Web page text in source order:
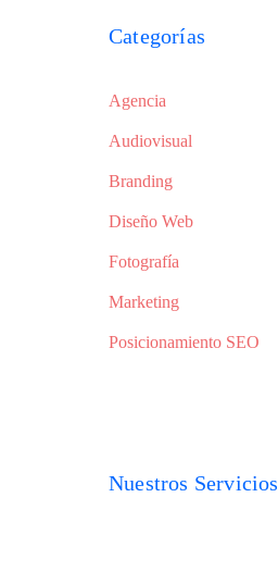
Categorías
Agencia
Audiovisual
Branding
Diseño Web
Fotografía
Marketing
Posicionamiento SEO
Nuestros Servicios